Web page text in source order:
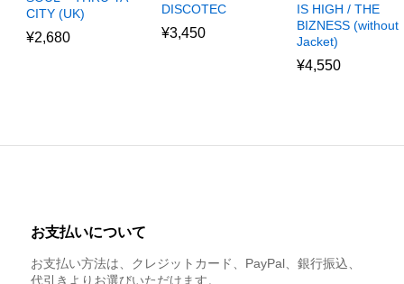
CITY (UK)
¥2,680
DISCOTEC
¥3,450
IS HIGH / THE
BIZNESS (without
Jacket)
¥4,550
お支払いについて
お支払い方法は、クレジットカード、PayPal、銀行振込、
代引きよりお選びいただけます。